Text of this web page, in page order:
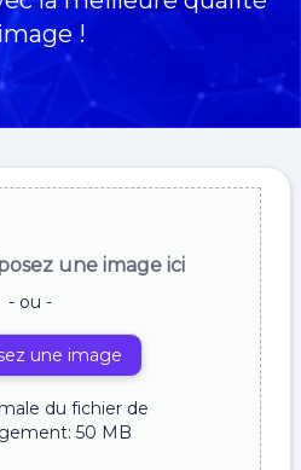
!
une image ici
- ou -
une image
du fichier de
50 MB